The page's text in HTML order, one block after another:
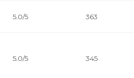
5.0/5 363
5.0/5 345